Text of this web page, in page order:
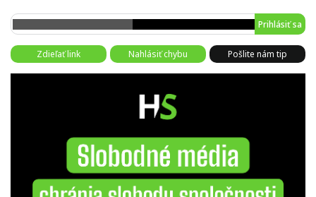
Prihlásiť sa
Zdieľať link Nahlásiť chybu Pošlite nám tip